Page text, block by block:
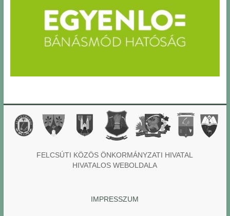
FELCSÚTI KÖZÖS ÖNKORMÁNYZATI HIVATAL
HIVATALOS WEBOLDALA
IMPRESSZUM